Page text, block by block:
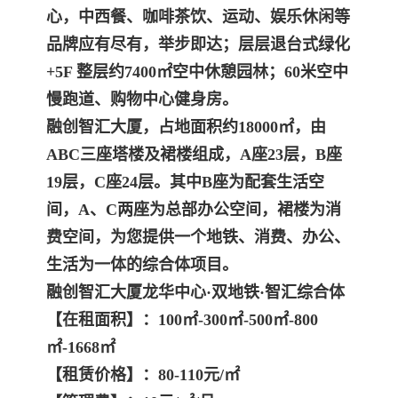
心，中西餐、咖啡茶饮、运动、娱乐休闲等
品牌应有尽有，举步即达；层层退台式绿化
+5F 整层约7400㎡空中休憩园林；60米空中
慢跑道、购物中心健身房。
融创智汇大厦，占地面积约18000㎡，由
ABC三座塔楼及裙楼组成，A座23层，B座
19层，C座24层。其中B座为配套生活空
间，A、C两座为总部办公空间，裙楼为消
费空间，为您提供一个地铁、消费、办公、
生活为一体的综合体项目。
融创智汇大厦龙华中心·双地铁·智汇综合体
【在租面积】：100㎡-300㎡-500㎡-800
㎡-1668㎡
【租赁价格】：80-110元/㎡